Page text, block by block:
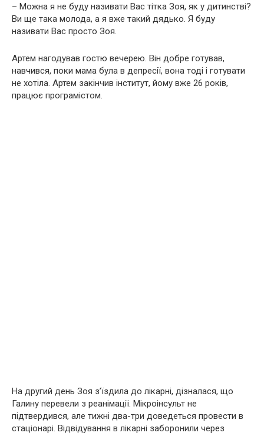
– Можна я не буду називати Вас тітка Зоя, як у дитинстві?
Ви ще така молода, а я вже такий дядько. Я буду
називати Вас просто Зоя.
Артем нагодував гостю вечерею. Він добре готував,
навчився, поки мама була в депресії, вона тоді і готувати
не хотіла. Артем закінчив інститут, йому вже 26 років,
працює програмістом.
На другий день Зоя з’їздила до лікарні, дізналася, що
Галину перевели з реанімації. Мікроінсульт не
підтвердився, але тижні два-три доведеться провести в
стаціонарі. Відвідування в лікарні заборонили через